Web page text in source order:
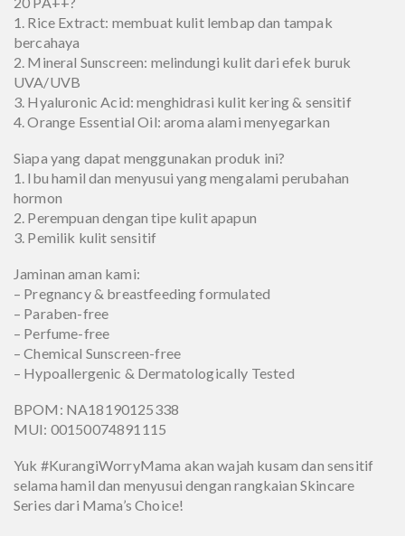
1. Rice Extract: membuat kulit lembap dan tampak
bercahaya
2. Mineral Sunscreen: melindungi kulit dari efek buruk
UVA/UVB
3. Hyaluronic Acid: menghidrasi kulit kering & sensitif
4. Orange Essential Oil: aroma alami menyegarkan
Siapa yang dapat menggunakan produk ini?
1. Ibu hamil dan menyusui yang mengalami perubahan
hormon
2. Perempuan dengan tipe kulit apapun
3. Pemilik kulit sensitif
Jaminan aman kami:
– Pregnancy & breastfeeding formulated
– Paraben-free
– Perfume-free
– Chemical Sunscreen-free
– Hypoallergenic & Dermatologically Tested
BPOM: NA18190125338
MUI: 00150074891115
Yuk #KurangiWorryMama akan wajah kusam dan sensitif
selama hamil dan menyusui dengan rangkaian Skincare
Series dari Mama’s Choice!